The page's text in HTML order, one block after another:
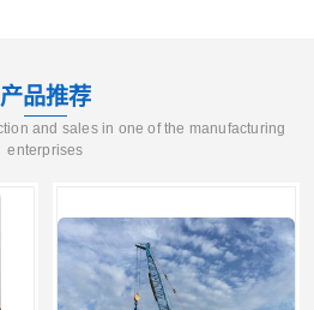
产品推荐
and sales in one of the manufacturing
enterprises